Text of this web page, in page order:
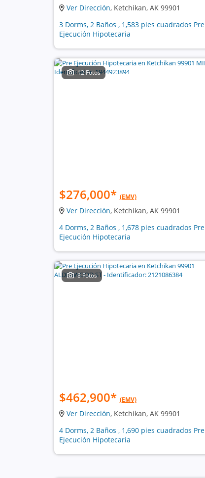
Ver Dirección, Ketchikan, AK 99901
3 Dorms, 2 Baños , 1,583 pies cuadrados Pre
Ejecución Hipotecaria
12 Fotos
$276,000* (EMV)
Ver Dirección, Ketchikan, AK 99901
4 Dorms, 2 Baños , 1,678 pies cuadrados Pre
Ejecución Hipotecaria
8 Fotos
$462,900* (EMV)
Ver Dirección, Ketchikan, AK 99901
4 Dorms, 2 Baños , 1,690 pies cuadrados Pre
Ejecución Hipotecaria